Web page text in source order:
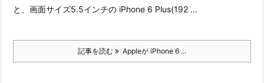
と、画面サイズ5.5インチの iPhone 6 Plus(192 ...
記事を読む Appleが iPhone 6 ...